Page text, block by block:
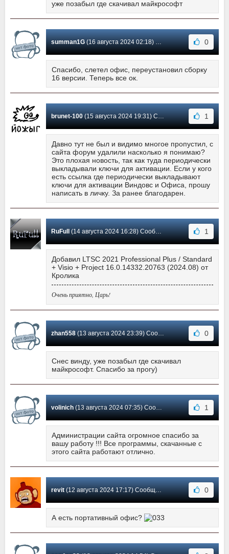
уже позабыл где скачивал майкрософт
summan1G(16 августа 2024 02:18) Сообщение #585 0
Спасибо, слетел офис, переустановил сборку
16 версии. Теперь все ок.
brunet-100(15 августа 2024 19:31) Сообщение #584 1
Давно тут не был и видимо многое пропустил, с
сайта форум удалили насколько я понимаю?
Это плохая новость, так как туда периодически
выкладывали ключи для активации. Если у кого
есть ссылка где периодически выкладывают
ключи для активации Виндовс и Офиса, прошу
написать в личку. За ранее благодарен.
RuFull (14 августа 2024 16:28) Сообщение #583 1
Добавил LTSC 2021 Professional Plus / Standard
+ Visio + Project 16.0.14332.20763 (2024.08) от
Кролика
Очень приятно, Царь!
zhan558(13 августа 2024 23:39) Сообщение #582 0
Снес винду, уже позабыл где скачивал
майкрософт. Спасибо за прогу)
volinich(13 августа 2024 07:35) Сообщение #581 1
Администрации сайта огромное спасибо за
вашу работу !!! Все программы, скачанные с
этого сайта работают отлично.
revit(12 августа 2024 17:17) Сообщение #580 0
А есть портативный офис?